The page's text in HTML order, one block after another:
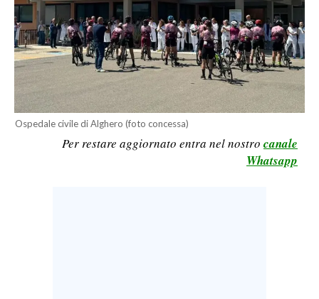
ECONOMIA
SERVIZI ALLE IMPRESE
LAVORO
BANDI
SPORT IN SARDEGNA
Ospedale civile di Alghero (foto concessa)
Per restare aggiornato entra nel nostro canale
Whatsapp